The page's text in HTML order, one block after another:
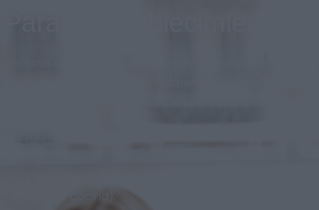
(apertura y cocina).